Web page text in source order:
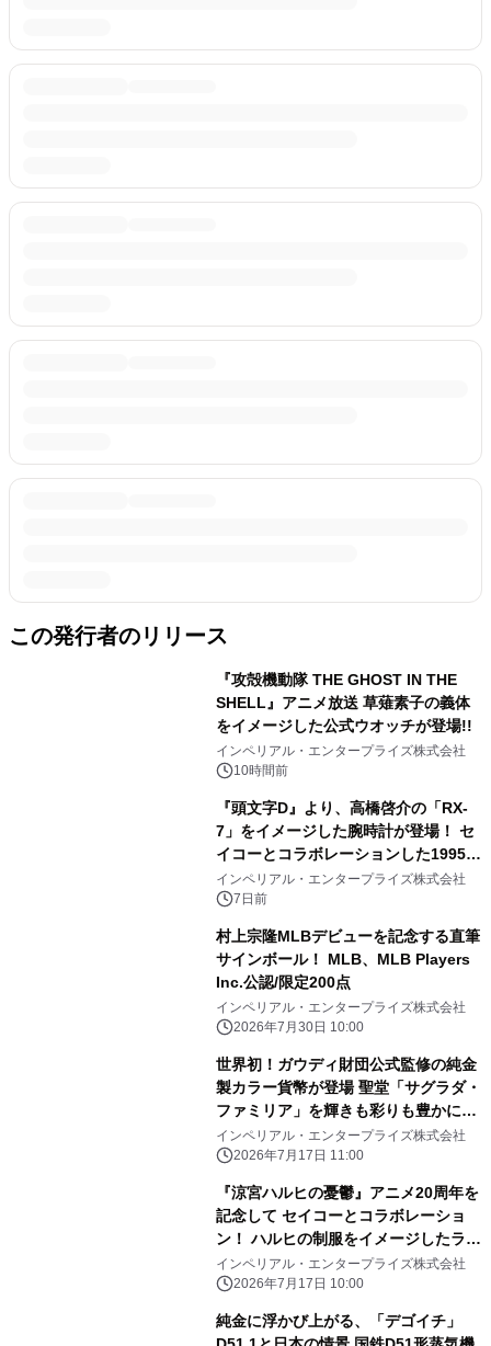
この発行者のリリース
『攻殻機動隊 THE GHOST IN THE
SHELL』アニメ放送 草薙素子の義体
をイメージした公式ウオッチが登場!!
インペリアル・エンタープライズ株式会社
10時間前
『頭文字D』より、高橋啓介の「RX-
7」をイメージした腕時計が登場！ セ
イコーとコラボレーションした1995点
の限定モデル
インペリアル・エンタープライズ株式会社
7日前
村上宗隆MLBデビューを記念する直筆
サインボール！ MLB、MLB Players
Inc.公認/限定200点
インペリアル・エンタープライズ株式会社
2026年7月30日 10:00
世界初！ガウディ財団公式監修の純金
製カラー貨幣が登場 聖堂「サグラダ・
ファミリア」を輝きも彩りも豊かに表
現
インペリアル・エンタープライズ株式会社
2026年7月17日 11:00
『涼宮ハルヒの憂鬱』アニメ20周年を
記念して セイコーとコラボレーショ
ン！ ハルヒの制服をイメージしたライ
トブルーの腕時計が登場
インペリアル・エンタープライズ株式会社
2026年7月17日 10:00
純金に浮かび上がる、「デゴイチ」